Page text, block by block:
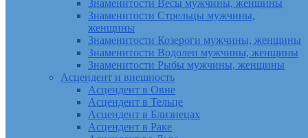
Знаменитости Весы мужчины, женщины
Знаменитости Стрельцы мужчины,
женщины
Знаменитости Козероги мужчины, женщины
Знаменитости Водолеи мужчины, женщины
Знаменитости Рыбы мужчины, женщины
Асцендент и внешность
Асцендент в Овне
Асцендент в Тельце
Асцендент в Близнецах
Асцендент в Раке